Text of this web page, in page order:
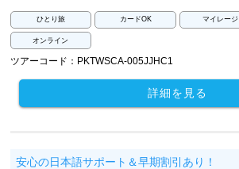
ひとり旅 カードOK マイレージ
オンライン
ツアーコード：PKTWSCA-005JJHC1
詳細を見る
安心の日本語サポート＆早期割引あり！